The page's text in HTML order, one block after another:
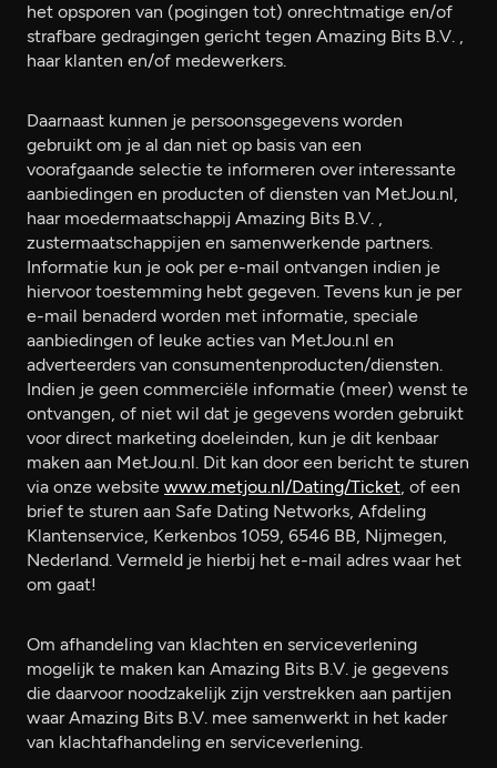
het opsporen van (pogingen tot) onrechtmatige en/of
strafbare gedragingen gericht tegen Amazing Bits B.V. ,
haar klanten en/of medewerkers.
Daarnaast kunnen je persoonsgegevens worden
gebruikt om je al dan niet op basis van een
voorafgaande selectie te informeren over interessante
aanbiedingen en producten of diensten van MetJou.nl,
haar moedermaatschappij Amazing Bits B.V. ,
zustermaatschappijen en samenwerkende partners.
Informatie kun je ook per e-mail ontvangen indien je
hiervoor toestemming hebt gegeven. Tevens kun je per
e-mail benaderd worden met informatie, speciale
aanbiedingen of leuke acties van MetJou.nl en
adverteerders van consumentenproducten/diensten.
Indien je geen commerciële informatie (meer) wenst te
ontvangen, of niet wil dat je gegevens worden gebruikt
voor direct marketing doeleinden, kun je dit kenbaar
maken aan MetJou.nl. Dit kan door een bericht te sturen
via onze website www.metjou.nl/Dating/Ticket, of een
brief te sturen aan Safe Dating Networks, Afdeling
Klantenservice, Kerkenbos 1059, 6546 BB, Nijmegen,
Nederland. Vermeld je hierbij het e-mail adres waar het
om gaat!
Om afhandeling van klachten en serviceverlening
mogelijk te maken kan Amazing Bits B.V. je gegevens
die daarvoor noodzakelijk zijn verstrekken aan partijen
waar Amazing Bits B.V. mee samenwerkt in het kader
van klachtafhandeling en serviceverlening.